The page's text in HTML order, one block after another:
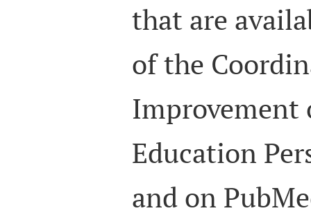
that are
of the
Improvement
Education
and on